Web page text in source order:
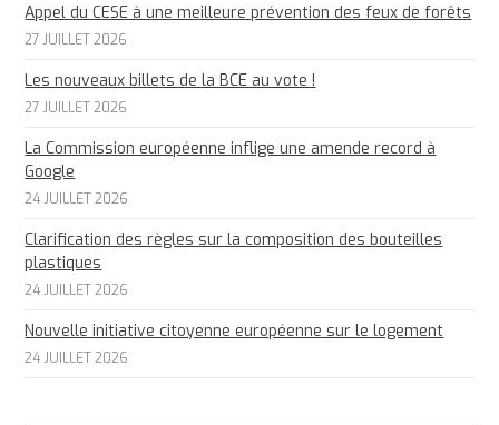
Appel du CESE à une meilleure prévention des feux de forêts
27 JUILLET 2026
Les nouveaux billets de la BCE au vote !
27 JUILLET 2026
La Commission européenne inflige une amende record à
Google
24 JUILLET 2026
Clarification des règles sur la composition des bouteilles
plastiques
24 JUILLET 2026
Nouvelle initiative citoyenne européenne sur le logement
24 JUILLET 2026